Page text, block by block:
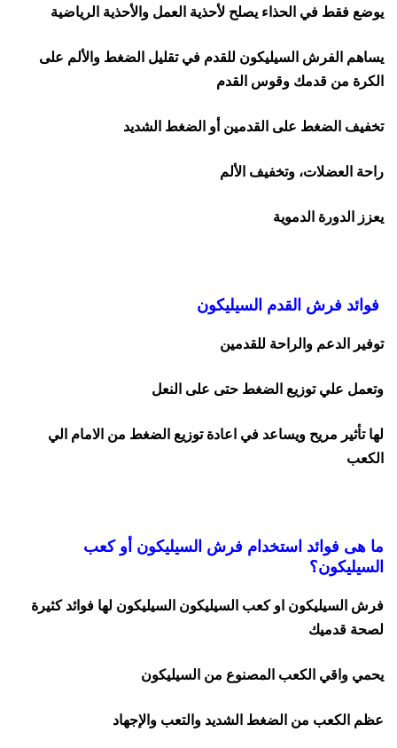
يوضع فقط في الحذاء يصلح لأحذية العمل والأحذية الرياضية
يساهم الفرش السيليكون للقدم في تقليل الضغط والألم على
الكرة من قدمك وقوس القدم
تخفيف الضغط على القدمين أو الضغط الشديد
راحة العضلات، وتخفيف الألم
يعزز الدورة الدموية
فوائد فرش القدم السيليكون
توفير الدعم والراحة للقدمين
وتعمل علي توزيع الضغط حتى على النعل
لها تأثير مريح ويساعد في اعادة توزيع الضغط من الامام الي
الكعب
ما هى فوائد استخدام فرش السيليكون أو كعب
السيليكون؟
فرش السيليكون او كعب السيليكون السيليكون لها فوائد كثيرة
لصحة قدميك
يحمي واقي الكعب المصنوع من السيليكون
عظم الكعب من الضغط الشديد والتعب والإجهاد